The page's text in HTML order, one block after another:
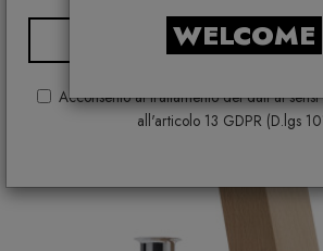
Acconsento al trattamento dei dati ai
all'articolo 13 GDPR (D.lgs
WELCOME